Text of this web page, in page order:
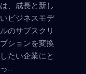
は、成長と新し
いビジネスモデ
ルのサブスクリ
プションを変換
したい企業にと
っ...